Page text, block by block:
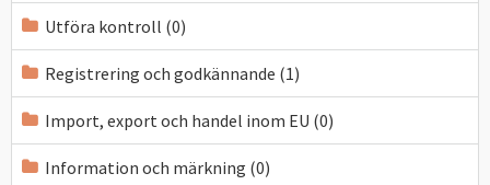
Utföra kontroll (0)
Registrering och godkännande (1)
Import, export och handel inom EU (0)
Information och märkning (0)